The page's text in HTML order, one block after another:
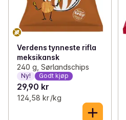
Verdens tynneste rifla
meksikansk
240 g, Sørlandschips
Ny! Godt kjøp
29,90 kr
124,58 kr /kg